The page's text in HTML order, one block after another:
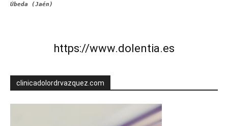
Úbeda (Jaén)
https://www.dolentia.es
clinicadolordrvazquez.com